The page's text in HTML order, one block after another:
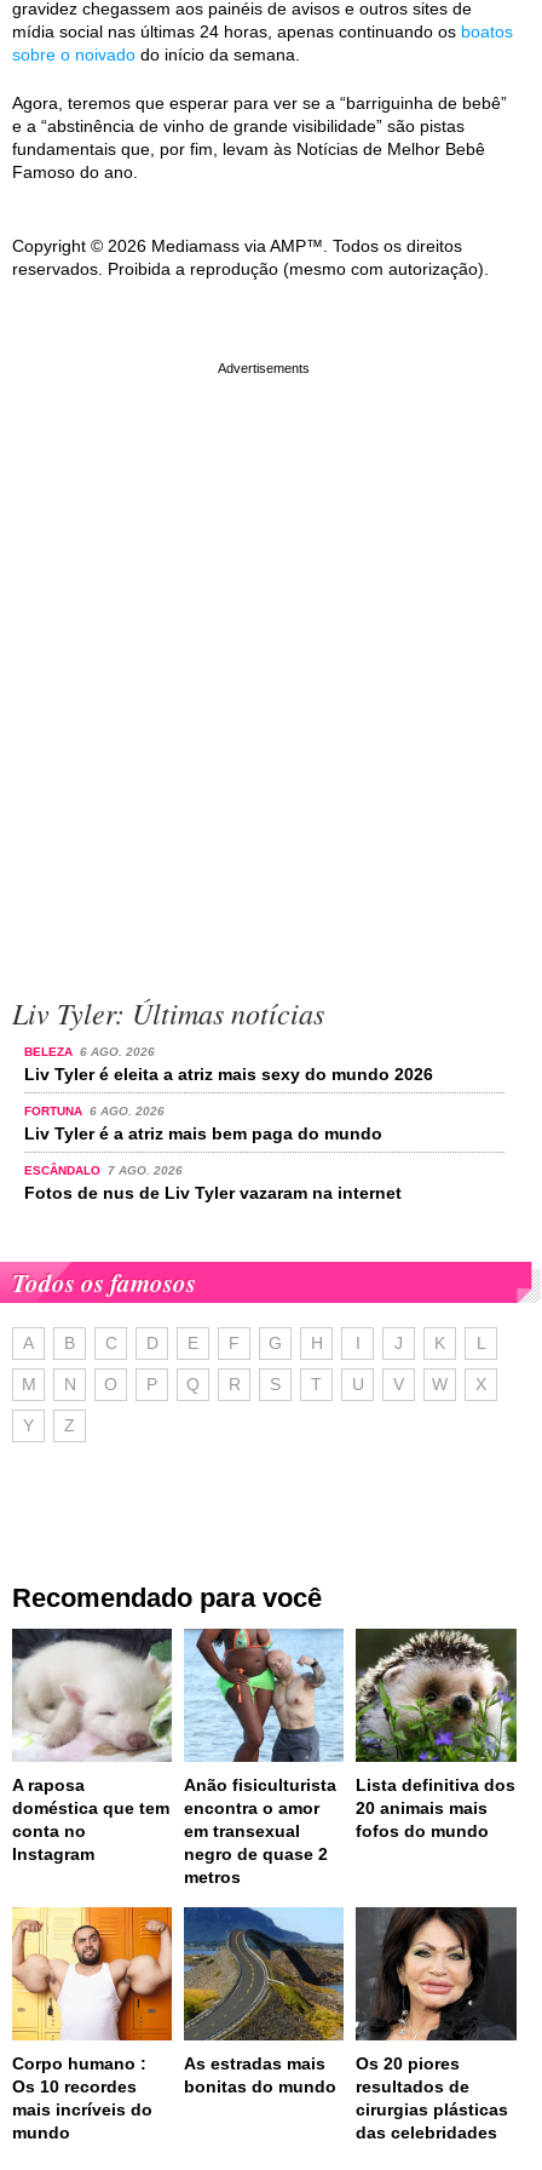
gravidez chegassem aos painéis de avisos e outros sites de
mídia social nas últimas 24 horas, apenas continuando os boatos
sobre o noivado do início da semana.
Agora, teremos que esperar para ver se a “barriguinha de bebê”
e a “abstinência de vinho de grande visibilidade” são pistas
fundamentais que, por fim, levam às Notícias de Melhor Bebê
Famoso do ano.
Copyright © 2026 Mediamass via AMP™. Todos os direitos
reservados. Proibida a reprodução (mesmo com autorização).
Liv Tyler: Últimas notícias
BELEZA 6 AGO. 2026
Liv Tyler é eleita a atriz mais sexy do mundo 2026
FORTUNA 6 AGO. 2026
Liv Tyler é a atriz mais bem paga do mundo
ESCÂNDALO 7 AGO. 2026
Fotos de nus de Liv Tyler vazaram na internet
Todos os famosos
A B C D E F G H I J K L
M N O P Q R S T U V W X
Y Z
Recomendado para você
A raposa
doméstica que tem
conta no
Instagram
Anão fisiculturista
encontra o amor
em transexual
negro de quase 2
metros
Lista definitiva dos
20 animais mais
fofos do mundo
Corpo humano :
Os 10 recordes
mais incríveis do
mundo
As estradas mais
bonitas do mundo
Os 20 piores
resultados de
cirurgias plásticas
das celebridades